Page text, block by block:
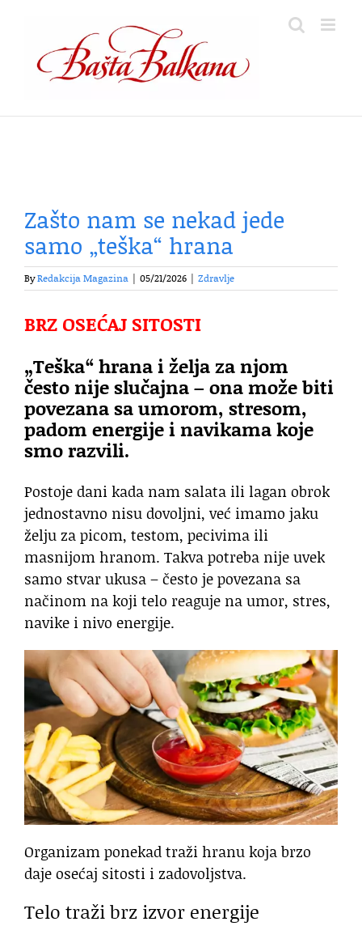
content
Zašto nam se nekad jede
samo „teška“ hrana
ByRedakcija Magazina 05/21/2026 Zdravlje
BRZ OSEĆAJ SITOSTI
„Teška“ hrana i želja za njom
često nije slučajna – ona može biti
povezana sa umorom, stresom,
padom energije i navikama koje
smo razvili.
Postoje dani kada nam salata ili lagan obrok
jednostavno nisu dovoljni, već imamo jaku
želju za picom, testom, pecivima ili
masnijom hranom. Takva potreba nije uvek
samo stvar ukusa – često je povezana sa
načinom na koji telo reaguje na umor, stres,
navike i nivo energije.
Organizam ponekad traži hranu koja brzo
daje osećaj sitosti i zadovoljstva.
Telo traži brz izvor energije